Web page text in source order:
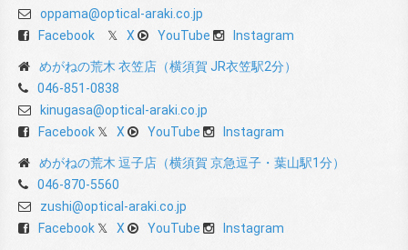
oppama@optical-araki.co.jp
Facebook
X YouTube Instagram
めがねの荒木 衣笠店（横須賀 JR衣笠駅2分）
046-851-0838
kinugasa@optical-araki.co.jp
Facebook
X YouTube Instagram
めがねの荒木 逗子店（横須賀 京急逗子・葉山駅1分）
046-870-5560
zushi@optical-araki.co.jp
Facebook
X YouTube Instagram